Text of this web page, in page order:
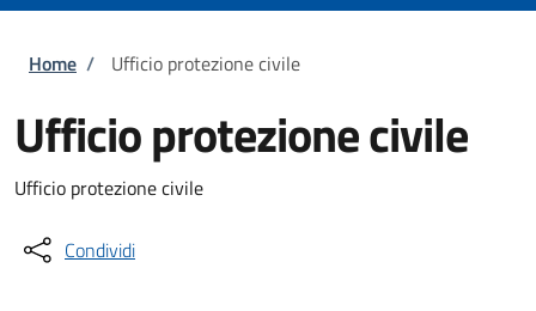
Briciole di pane
Home / Ufficio protezione civile
Ufficio protezione civile
Ufficio protezione civile
Condividi